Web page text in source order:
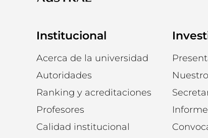
Institucional
Acerca de la universidad
Autoridades
Ranking y acreditaciones
Profesores
Calidad institucional